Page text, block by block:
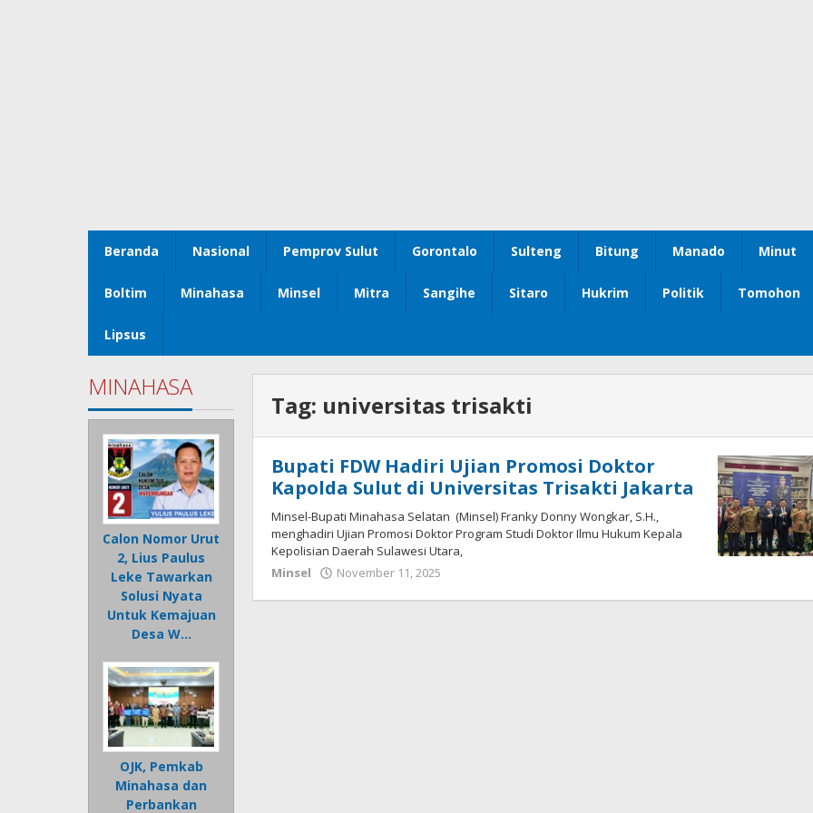
Beranda Nasional Pemprov Sulut Gorontalo Sulteng Bitung Manado Minut
Boltim Minahasa Minsel Mitra Sangihe Sitaro Hukrim Politik Tomohon
Lipsus
MINAHASA
Calon Nomor Urut
2, Lius Paulus
Leke Tawarkan
Solusi Nyata
Untuk Kemajuan
Desa W…
OJK, Pemkab
Minahasa dan
Perbankan
Tag: universitas trisakti
Bupati FDW Hadiri Ujian Promosi Doktor
Kapolda Sulut di Universitas Trisakti Jakarta
Minsel-Bupati Minahasa Selatan (Minsel) Franky Donny Wongkar, S.H.,
menghadiri Ujian Promosi Doktor Program Studi Doktor Ilmu Hukum Kepala
Kepolisian Daerah Sulawesi Utara,
Minsel
November 11, 2025